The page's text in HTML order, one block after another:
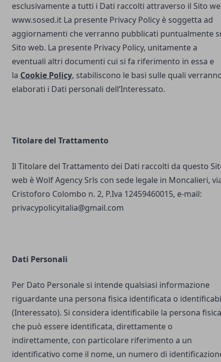
esclusivamente a tutti i Dati raccolti attraverso il Sito
www.sosed.it La presente Privacy Policy è soggetta ad
aggiornamenti che verranno pubblicati puntualmente
Sito web. La presente Privacy Policy, unitamente a
eventuali altri documenti cui si fa riferimento in essa e
la Cookie Policy, stabiliscono le basi sulle quali
elaborati i Dati personali dell’Interessato.
Titolare del Trattamento
Il Titolare del Trattamento dei Dati raccolti da questo
web è Wolf Agency Srls con sede legale in Moncalieri,
Cristoforo Colombo n. 2, P.Iva 12459460015, e-mail:
privacypolicyitalia@gmail.com
Dati Personali
Per Dato Personale si intende qualsiasi informazione
riguardante una persona fisica identificata o
(Interessato). Si considera identificabile la persona fisica
che può essere identificata, direttamente o
indirettamente, con particolare riferimento a un
identificativo come il nome, un numero di